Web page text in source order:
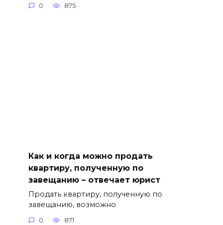
0 875
Как и когда можно продать
квартиру, полученную по
завещанию – отвечает юрист
Продать квартиру, полученную по
завещанию, возможно
0 871